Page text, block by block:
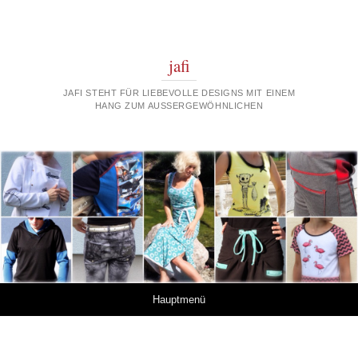
jafi
JAFI STEHT FÜR LIEBEVOLLE DESIGNS MIT EINEM
HANG ZUM AUSSERGEWÖHNLICHEN
Hauptmenü